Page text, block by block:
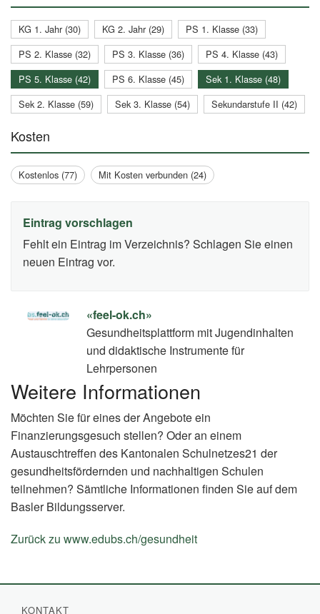
«feel-ok.ch»
Gesundheitsplattform mit Jugendinhalten
und didaktische Instrumente für
Lehrpersonen
Weitere Informationen
Möchten Sie für eines der Angebote ein
Finanzierungsgesuch stellen? Oder an einem
Austauschtreffen des Kantonalen Schulnetzes21 der
gesundheitsfördernden und nachhaltigen Schulen
teilnehmen? Sämtliche Informationen finden Sie auf dem
Basler Bildungsserver.
Zurück zu www.edubs.ch/gesundheit
KG 1. Jahr (30) KG 2. Jahr (29)
PS 1. Klasse (33)
PS 2. Klasse (32)
PS 3. Klasse (36)
PS 4. Klasse (43)
PS 5. Klasse (42)
PS 6. Klasse (45)
Sek 1. Klasse (48)
Sek 2. Klasse (59)
Sek 3. Klasse (54) Sekundarstufe II (42)
Kosten
Kostenlos (77) Mit Kosten verbunden (24)
Eintrag vorschlagen
Fehlt ein Eintrag im Verzeichnis? Schlagen Sie einen
neuen Eintrag vor.
KONTAKT